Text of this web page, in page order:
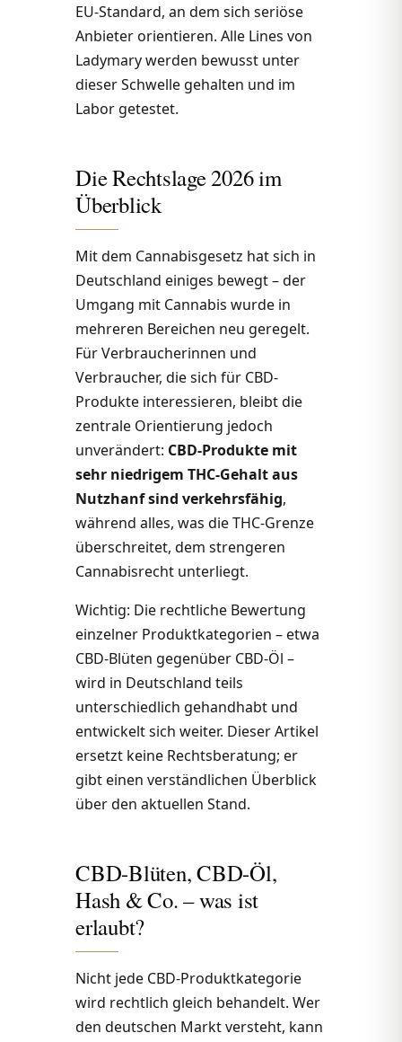
EU-Standard, an dem sich seriöse
Anbieter orientieren. Alle Lines von
Ladymary werden bewusst unter
dieser Schwelle gehalten und im
Labor getestet.
Die Rechtslage 2026 im
Überblick
Mit dem Cannabisgesetz hat sich in
Deutschland einiges bewegt – der
Umgang mit Cannabis wurde in
mehreren Bereichen neu geregelt.
Für Verbraucherinnen und
Verbraucher, die sich für CBD-
Produkte interessieren, bleibt die
zentrale Orientierung jedoch
unverändert: CBD-Produkte mit
sehr niedrigem THC-Gehalt aus
Nutzhanf sind verkehrsfähig,
während alles, was die THC-Grenze
überschreitet, dem strengeren
Cannabisrecht unterliegt.
Wichtig: Die rechtliche Bewertung
einzelner Produktkategorien – etwa
CBD-Blüten gegenüber CBD-Öl –
wird in Deutschland teils
unterschiedlich gehandhabt und
entwickelt sich weiter. Dieser Artikel
ersetzt keine Rechtsberatung; er
gibt einen verständlichen Überblick
über den aktuellen Stand.
CBD-Blüten, CBD-Öl,
Hash & Co. – was ist
erlaubt?
Nicht jede CBD-Produktkategorie
wird rechtlich gleich behandelt. Wer
den deutschen Markt versteht, kann